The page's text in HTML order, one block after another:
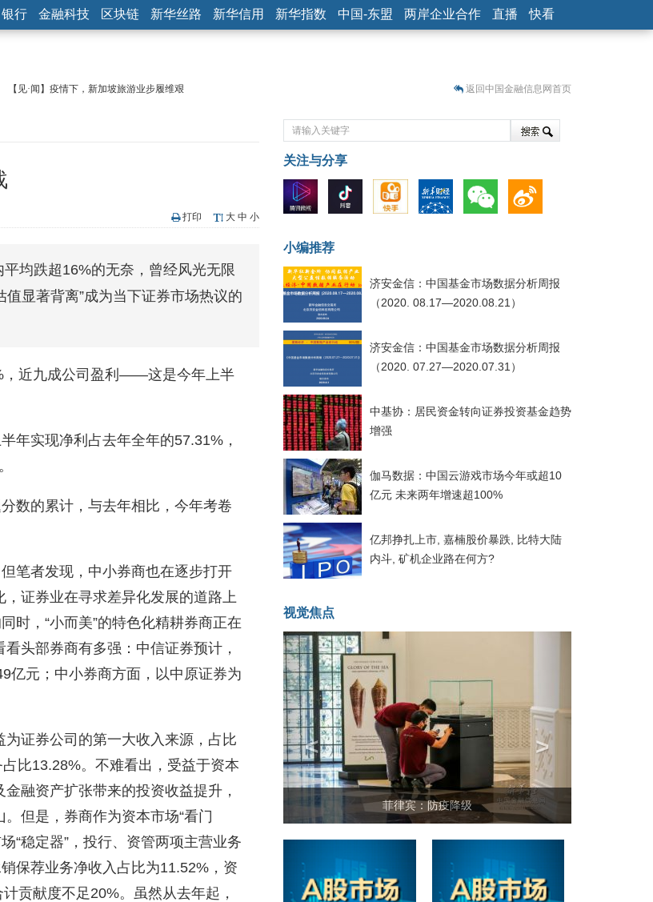
银行 金融科技 区块链 新华丝路 新华信用 新华指数 中国-东盟 两岸企业合作 直播 快看
【见·闻】疫情下，新加坡旅游业步履维艰
济安金信：中国基金市场数据分析周报（2020. 07.27—2020.07.31）
基本面及股市双轮冲击 债市回调十年期债表现最弱
济安金信：中国基金市场数据分析周报（2020. 08.17—2020.08.21）
返回中国金融信息网首页
打印 大 中 小
均跌超16%的无奈，曾经风光无限
值显著背离”成为当下证券市场热议的
，近九成公司盈利——这是今年上半
年实现净利占去年全年的57.31%，
数的累计，与去年相比，今年考卷
笔者发现，中小券商也在逐步打开
证券业在寻求差异化发展的道路上
时，“小而美”的特色化精耕券商正在
头部券商有多强：中信证券预计，
亿元；中小券商方面，以中原证券为
证券公司的第一大收入来源，占比
比13.28%。不难看出，受益于资本
融资产扩张带来的投资收益提升，
但是，券商作为资本市场“看门
“稳定器”，投行、资管两项主营业务
保荐业务净收入占比为11.52%，资
贡献度不足20%。虽然从去年起，
关注与分享
小编推荐
济安金信：中国基金市场数据分析周报
（2020. 08.17—2020.08.21）
济安金信：中国基金市场数据分析周报
（2020. 07.27—2020.07.31）
中基协：居民资金转向证券投资基金趋势
增强
伽马数据：中国云游戏市场今年或超10
亿元 未来两年增速超100%
亿邦挣扎上市, 嘉楠股价暴跌, 比特大陆
内斗, 矿机企业路在何方?
视觉焦点
菲律宾：防疫降级
< >